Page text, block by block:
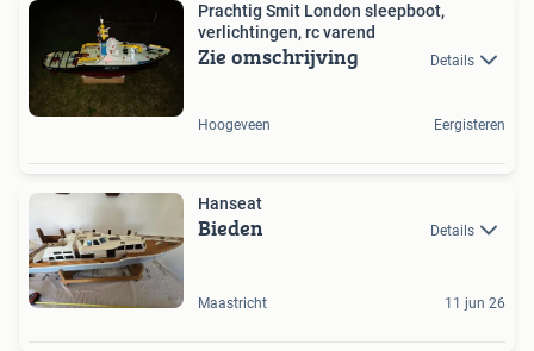
Prachtig Smit London sleepboot,
verlichtingen, rc varend
Zie omschrijving Details
Hoogeveen Eergisteren
Hanseat
Bieden Details
Maastricht 11 jun 26